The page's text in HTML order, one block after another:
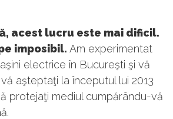
acest lucru este mai dificil.
imposibil. Am experimentat
electrice în Bucureşti şi vă
aşteptaţi la începutul lui 2013
protejaţi mediul cumpărându-vă